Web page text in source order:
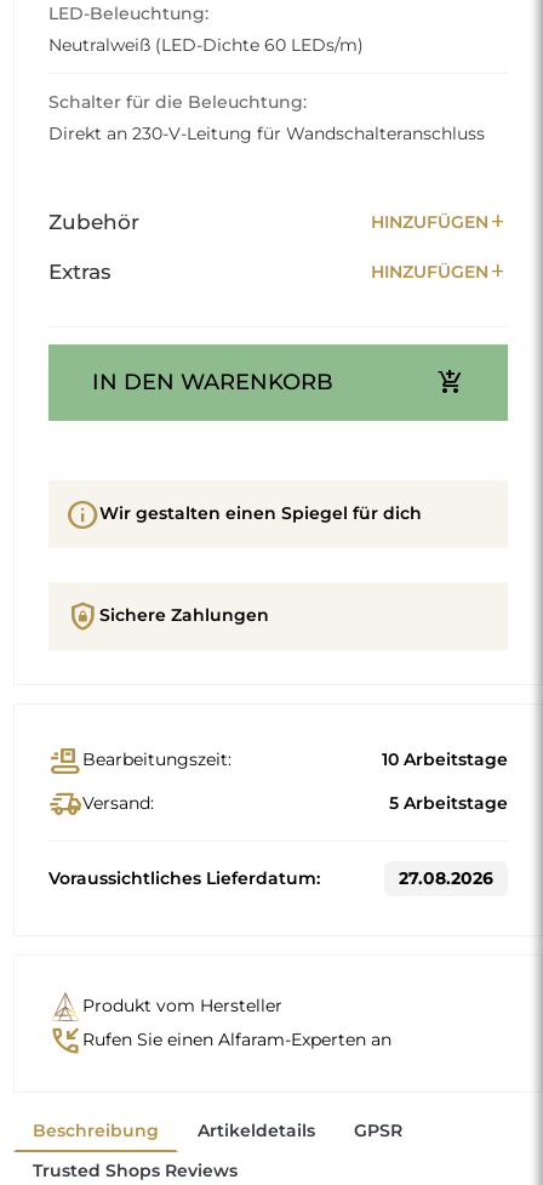
LED-Beleuchtung:
Neutralweiß (LED-Dichte 60 LEDs/m)
Schalter für die Beleuchtung:
Direkt an 230-V-Leitung für Wandschalteranschluss
Zubehör HINZUFÜGEN add
Extras HINZUFÜGEN add
IN DEN WARENKORB add_shopping_cart
infoWir gestalten einen Spiegel für dich
shield_lock Sichere Zahlungen
conveyor_beltBearbeitungszeit: 10 Arbeitstage
delivery_truck_speedVersand: 5 Arbeitstage
Voraussichtliches Lieferdatum: 27.08.2026
Produkt vom Hersteller
phone_callback Rufen Sie einen Alfaram-Experten an
Beschreibung Artikeldetails
GPSR
Trusted Shops Reviews